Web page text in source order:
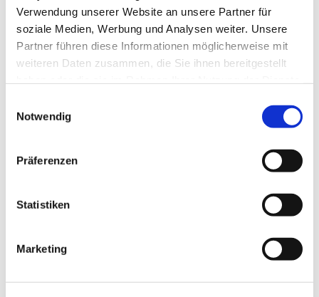
Verwendung unserer Website an unsere Partner für
soziale Medien, Werbung und Analysen weiter. Unsere
Partner führen diese Informationen möglicherweise mit
weiteren Daten zusammen, die Sie ihnen bereitgestellt
Notwendig
Präferenzen
Statistiken
Marketing
E-Mail schreiben
Sekretariat
Di bis Do von 10 bis 13 Uhr
0211 60170815
Di bis Fr von 16 bis 18 Uhr